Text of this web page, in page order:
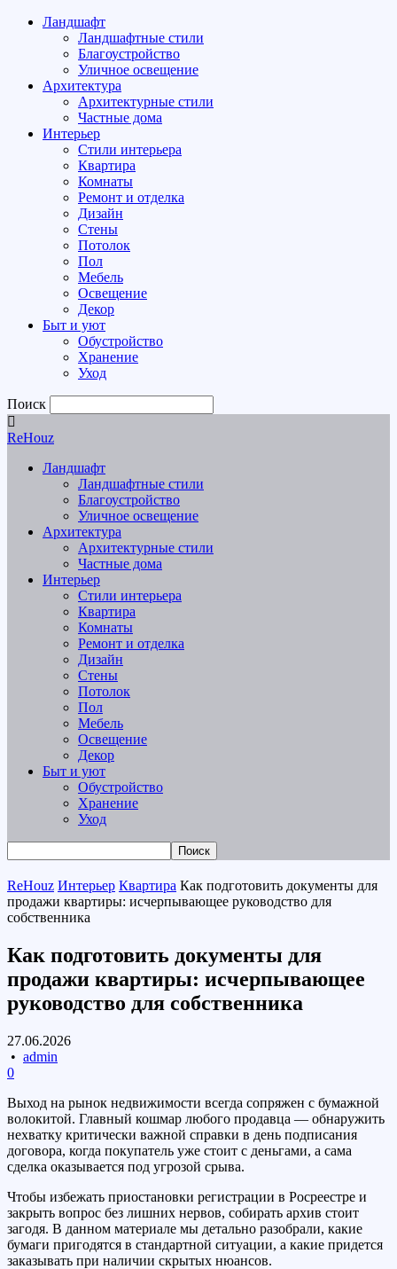
Ландшафт
Ландшафтные стили
Благоустройство
Уличное освещение
Архитектура
Архитектурные стили
Частные дома
Интерьер
Стили интерьера
Квартира
Комнаты
Ремонт и отделка
Дизайн
Стены
Потолок
Пол
Мебель
Освещение
Декор
Быт и уют
Обустройство
Хранение
Уход
Поиск
ReHouz
Ландшафт
Ландшафтные стили
Благоустройство
Уличное освещение
Архитектура
Архитектурные стили
Частные дома
Интерьер
Стили интерьера
Квартира
Комнаты
Ремонт и отделка
Дизайн
Стены
Потолок
Пол
Мебель
Освещение
Декор
Быт и уют
Обустройство
Хранение
Уход
ReHouz Интерьер Квартира Как подготовить документы для
продажи квартиры: исчерпывающее руководство для
собственника
Как подготовить документы для
продажи квартиры: исчерпывающее
руководство для собственника
27.06.2026
• admin
0
Выход на рынок недвижимости всегда сопряжен с бумажной
волокитой. Главный кошмар любого продавца — обнаружить
нехватку критически важной справки в день подписания
договора, когда покупатель уже стоит с деньгами, а сама
сделка оказывается под угрозой срыва.
Чтобы избежать приостановки регистрации в Росреестре и
закрыть вопрос без лишних нервов, собирать архив стоит
загодя. В данном материале мы детально разобрали, какие
бумаги пригодятся в стандартной ситуации, а какие придется
заказывать при наличии скрытых нюансов.